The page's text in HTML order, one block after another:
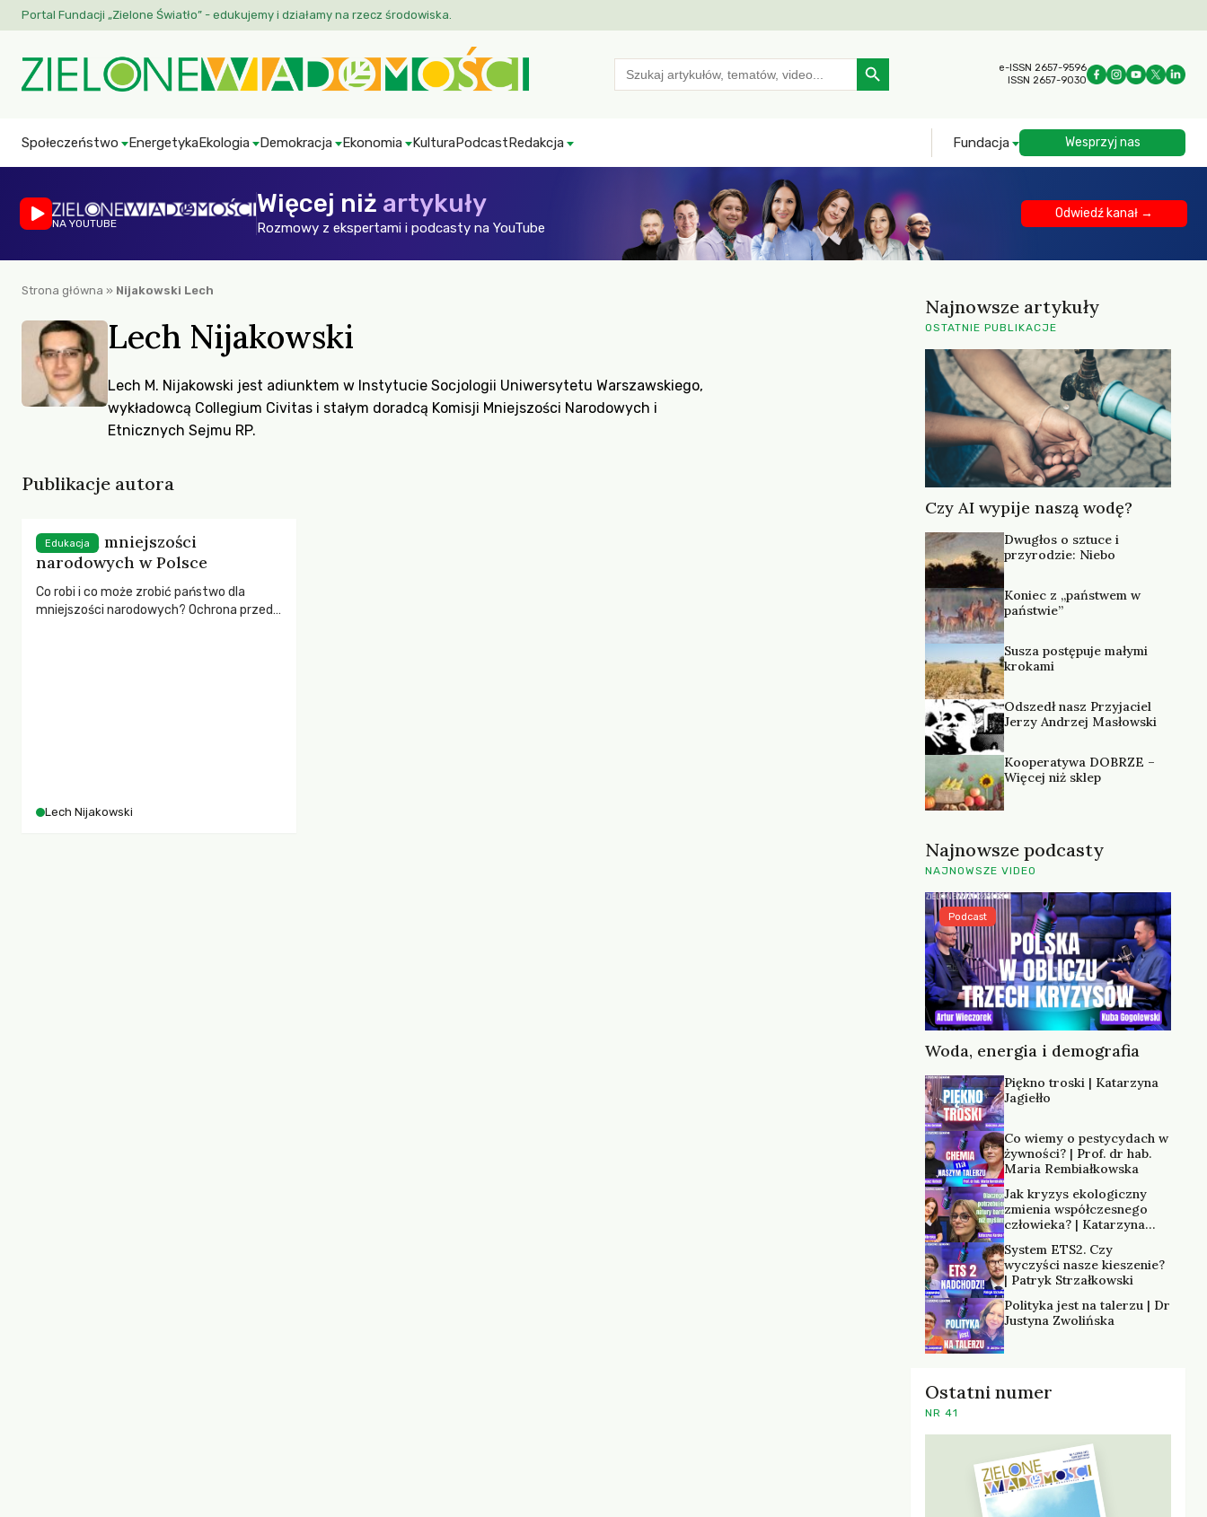
Portal Fundacji „Zielone Światło” - edukujemy i działamy na rzecz środowiska.
Search
for:
Search Button
e-ISSN 2657-9596
ISSN 2657-9030
Społeczeństwo EnergetykaEkologia Demokracja Ekonomia KulturaPodcastRedakcja Fundacja Wesprzyj nas
NA YOUTUBE
Więcej niż artykuły
Rozmowy z ekspertami i podcasty na YouTube
Odwiedź kanał →
Strona główna » Nijakowski Lech
Lech Nijakowski
Lech M. Nijakowski jest adiunktem w Instytucie Socjologii Uniwersytetu Warszawskiego,
wykładowcą Collegium Civitas i stałym doradcą Komisji Mniejszości Narodowych i
Etnicznych Sejmu RP.
Publikacje autora
Oświata mniejszości
narodowych w Polsce
Co robi i co może zrobić państwo dla
mniejszości narodowych? Ochrona przed
Lech Nijakowski
Edukacja
Najnowsze artykuły
OSTATNIE PUBLIKACJE
Czy AI wypije naszą wodę?
Dwugłos o sztuce i
przyrodzie: Niebo
Koniec z „państwem w
państwie”
Susza postępuje małymi
krokami
Odszedł nasz Przyjaciel
Jerzy Andrzej Masłowski
Kooperatywa DOBRZE –
Więcej niż sklep
Najnowsze podcasty
NAJNOWSZE VIDEO
Woda, energia i demografia
Podcast
Piękno troski | Katarzyna
Jagiełło
Co wiemy o pestycydach w
żywności? | Prof. dr hab.
Maria Rembiałkowska
Jak kryzys ekologiczny
zmienia współczesnego
człowieka? | Katarzyna
System ETS2. Czy
wyczyści nasze kieszenie?
| Patryk Strzałkowski
Polityka jest na talerzu | Dr
Justyna Zwolińska
Ostatni numer
NR 41